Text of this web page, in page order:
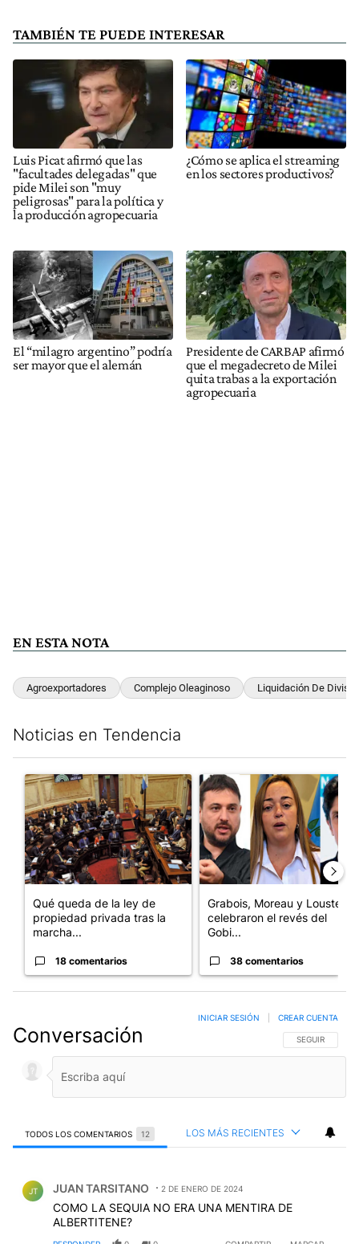
TAMBIÉN TE PUEDE INTERESAR
Luis Picat afirmó que las
"facultades delegadas" que
pide Milei son "muy
peligrosas" para la política y
la producción agropecuaria
¿Cómo se aplica el streaming
en los sectores productivos?
El “milagro argentino” podría
ser mayor que el alemán
Presidente de CARBAP afirmó
que el megadecreto de Milei
quita trabas a la exportación
agropecuaria
EN ESTA NOTA
Agroexportadores Complejo Oleaginoso Liquidación De
Noticias en Tendencia
Un artículo de tendencia con el título "Qué queda de la ley de
Qué queda de la ley de
propiedad privada tras la
marcha...
18 comentarios
Un artículo de tendencia con
Grabois, Moreau y Lousteau
celebraron el revés del
Gobi...
38 comentarios
Conversación SIGA ESTA
SEGUIR
INICIAR SESIÓN CREAR CUENTA
TODOS LOS COMENTARIOS 12 LOS MÁS RECIENTES
JT JUAN TARSITANO 2 DE ENERO DE 2024
COMO LA SEQUIA NO ERA UNA MENTIRA DE
ALBERTITENE?